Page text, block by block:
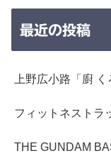
最近の投稿
上野広小路「廚 く
フィットネストラ
THE GUNDAM